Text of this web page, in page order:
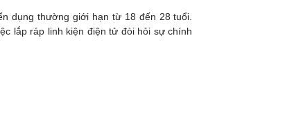
dụng thường giới hạn từ 18 đến 28 tuổi.
lắp ráp linh kiện điện tử đòi hỏi sự chính